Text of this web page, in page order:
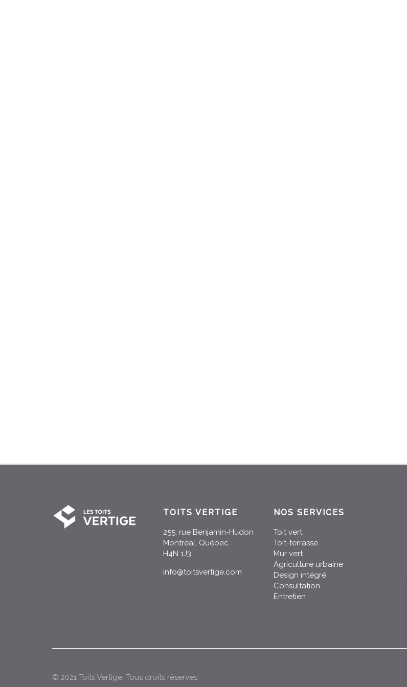
TOITS VERTIGE
255, rue Benjamin-Hudon
Montréal, Québec
H4N 1J3
info@toitsvertige.com
NOS SERVICES
Toit vert
Toit-terrasse
Mur vert
Agriculture urbaine
Design intégré
Consultation
Entretien
© 2021 Toits Vertige. Tous droits réservés.